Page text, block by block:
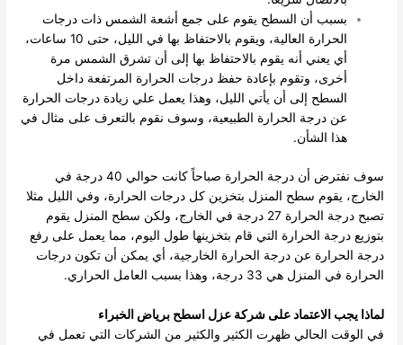
بسبب أن السطح يقوم على جمع أشعة الشمس ذات درجات
الحرارة العالية، ويقوم بالاحتفاظ بها في الليل، حتى 10 ساعات،
أي يعني أنه يقوم بالاحتفاظ بها إلى أن تشرق الشمس مرة
أخرى، وتقوم بإعادة حفظ درجات الحرارة المرتفعة داخل
السطح إلى أن يأتي الليل، وهذا يعمل علي زيادة درجات الحرارة
عن درجة الحرارة الطبيعية، وسوف نقوم بالتعرف على مثال في
هذا الشأن.
سوف نفترض أن درجة الحرارة صباحاً كانت حوالي 40 درجة في
الخارج، يقوم سطح المنزل بتخزين كل درجات الحرارة، وفي الليل مثلا
تصبح درجة الحرارة 27 درجة في الخارج، ولكن سطح المنزل يقوم
بتوزيع درجة الحرارة التي قام بتخزينها طول اليوم، مما يعمل على رفع
درجة الحرارة عن درجة الحرارة الخارجية، أي يمكن أن تكون درجات
الحرارة في المنزل هي 33 درجة، وهذا بسبب العامل الحراري.
لماذا يجب الاعتماد على شركة عزل اسطح برياض الخبراء
في الوقت الحالي ظهرت الكثير والكثير من الشركات التي تعمل في